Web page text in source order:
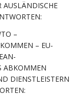
AUSLÄNDISCHE
–
– EU-
ABKOMMEN
DIENSTLEISTERN